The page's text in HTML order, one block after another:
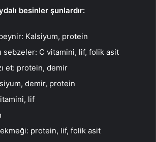
besinler şunlardır:
Kalsiyum, protein
sebzeler: C vitamini, lif, folik asit
et: protein, demir
demir, protein
lif
protein, lif, folik asit